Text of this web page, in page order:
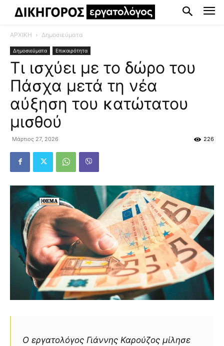
ΑΡΧΙΚΗ Δημοσιεύματα
Δημοσιεύματα Επικαιρότητα
Τι ισχύει με το δώρο του
Πάσχα μετά τη νέα
αύξηση του κατώτατου
μισθού
Μάρτιος 27, 2026 226
Ο εργατολόγος Γιάννης Καρούζος μίλησε